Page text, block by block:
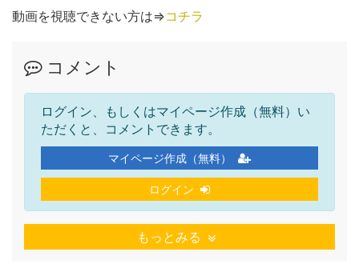
動画を視聴できない方は⇒コチラ
コメント
ログイン、もしくはマイページ作成（無料）い
ただくと、コメントできます。
マイページ作成（無料）
ログイン
もっとみる